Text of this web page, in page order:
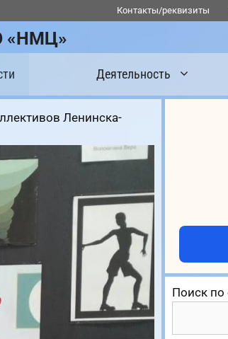
Контакты/реквизиты
«НМЦ»
Деятельность
Ленинска-
Поиск по